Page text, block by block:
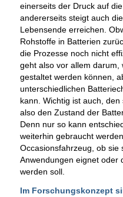
einerseits der Druck auf
andererseits steigt auch
Lebensende erreichen.
Rohstoffe in Batterien
die Prozesse noch nicht
geht also vor allem darum,
gestaltet werden können,
unterschiedlichen
kann. Wichtig ist auch,
also den Zustand der
Denn nur so kann
weiterhin gebraucht
Occasionsfahrzeug, ob sie
Anwendungen eignet oder
werden soll.
Im Forschungskonzept